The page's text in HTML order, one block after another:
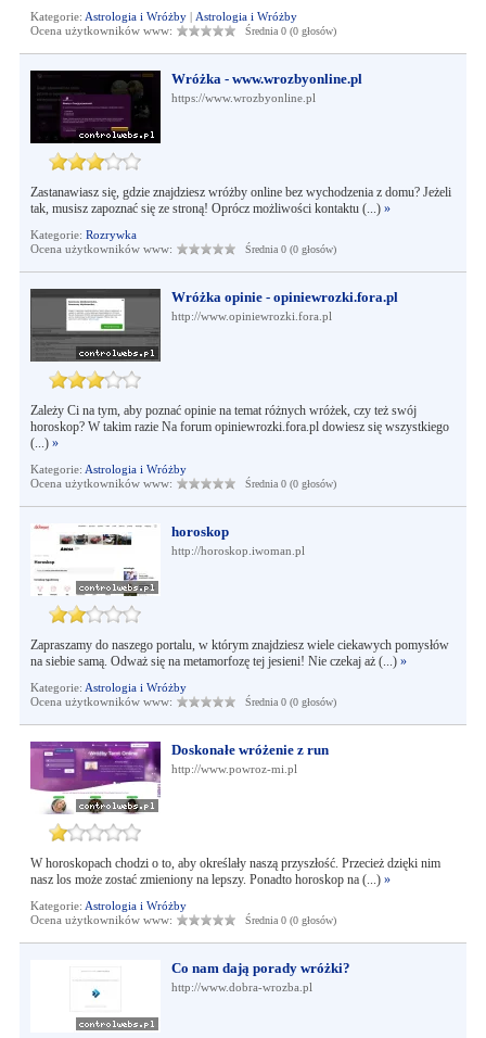
Kategorie: Astrologia i Wróżby| Astrologia i Wróżby
Ocena użytkowników www:
Średnia 0 (0 głosów)
Wróżka - www.wrozbyonline.pl
https://www.wrozbyonline.pl
Zastanawiasz się, gdzie znajdziesz wróżby online bez wychodzenia z domu? Jeżeli
tak, musisz zapoznać się ze stroną! Oprócz możliwości kontaktu (...) »
Kategorie: Rozrywka
Ocena użytkowników www:
Średnia 0 (0 głosów)
Wróżka opinie - opiniewrozki.fora.pl
http://www.opiniewrozki.fora.pl
Zależy Ci na tym, aby poznać opinie na temat różnych wróżek, czy też swój
horoskop? W takim razie Na forum opiniewrozki.fora.pl dowiesz się wszystkiego
(...) »
Kategorie: Astrologia i Wróżby
Ocena użytkowników www:
Średnia 0 (0 głosów)
horoskop
http://horoskop.iwoman.pl
Zapraszamy do naszego portalu, w którym znajdziesz wiele ciekawych pomysłów
na siebie samą. Odważ się na metamorfozę tej jesieni! Nie czekaj aż (...) »
Kategorie: Astrologia i Wróżby
Ocena użytkowników www:
Średnia 0 (0 głosów)
Doskonałe wróżenie z run
http://www.powroz-mi.pl
W horoskopach chodzi o to, aby określały naszą przyszłość. Przecież dzięki nim
nasz los może zostać zmieniony na lepszy. Ponadto horoskop na (...) »
Kategorie: Astrologia i Wróżby
Ocena użytkowników www:
Średnia 0 (0 głosów)
Co nam dają porady wróżki?
http://www.dobra-wrozba.pl